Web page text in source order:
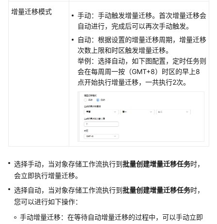
增量迁移模式
手动：手动触发增量迁移。首次增量迁移会
自动进行，完成后可以再次手动触发。
自动：根据设置的增量迁移周期，增量迁移
次数上限和时区触发增量迁移。
举例：选择自动，如下图配置，定时任务则
会在每周周一按（GMT+8）时区的早上8
点开始执行增量迁移，一共执行2次。
选择手动，当对象存储工作流执行到批量创建增量迁移任务时，
会立即执行增量迁移。
选择自动，当对象存储工作流执行到批量创建增量迁移任务时，
您可以进行如下操作：
手动增量迁移：在等待自动增量迁移的过程中，可以手动立即